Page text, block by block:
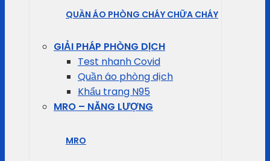
QUẦN ÁO PHÒNG CHÁY CHỮA CHÁY
GIẢI PHÁP PHÒNG DỊCH
Test nhanh Covid
Quần áo phòng dịch
Khẩu trang N95
MRO – NĂNG LƯỢNG
MRO